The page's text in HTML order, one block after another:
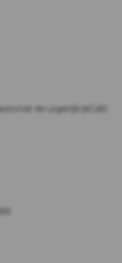
de urgență (eCall)